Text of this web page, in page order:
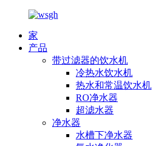
家
产品
带过滤器的饮水机
冷热水饮水机
热水和常温饮水机
RO净水器
超滤水器
净水器
水槽下净水器